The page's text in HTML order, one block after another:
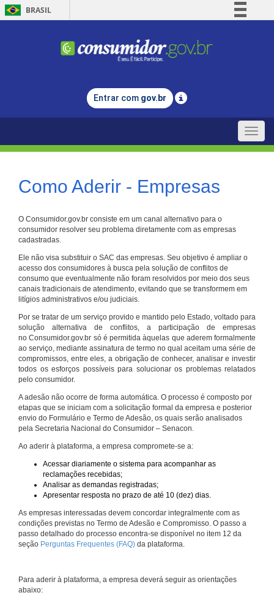
BRASIL
Comunica BR
Legislação
Entrar com gov.br
Toggle
Como Aderir - Empresas
O Consumidor.gov.br consiste em um canal alternativo para o
consumidor resolver seu problema diretamente com as empresas
cadastradas.
Ele não visa substituir o SAC das empresas. Seu objetivo é ampliar o
acesso dos consumidores à busca pela solução de conflitos de
consumo que eventualmente não foram resolvidos por meio dos seus
canais tradicionais de atendimento, evitando que se transformem em
litígios administrativos e/ou judiciais.
Por se tratar de um serviço provido e mantido pelo Estado, voltado para
solução alternativa de conflitos, a participação de empresas
no Consumidor.gov.br só é permitida àquelas que aderem formalmente
ao serviço, mediante assinatura de termo no qual aceitam uma série de
compromissos, entre eles, a obrigação de conhecer, analisar e investir
todos os esforços possíveis para solucionar os problemas relatados
pelo consumidor.
A adesão não ocorre de forma automática. O processo é composto por
etapas que se iniciam com a solicitação formal da empresa e posterior
envio do Formulário e Termo de Adesão, os quais serão analisados
pela Secretaria Nacional do Consumidor – Senacon.
Ao aderir à plataforma, a empresa compromete-se a:
Acessar diariamente o sistema para acompanhar as
reclamações recebidas;
Analisar as demandas registradas;
Apresentar resposta no prazo de até 10 (dez) dias.
As empresas interessadas devem concordar integralmente com as
condições previstas no Termo de Adesão e Compromisso. O passo a
passo detalhado do processo encontra-se disponível no item 12 da
seção Perguntas Frequentes (FAQ) da plataforma.
Para aderir à plataforma, a empresa deverá seguir as orientações
abaixo: